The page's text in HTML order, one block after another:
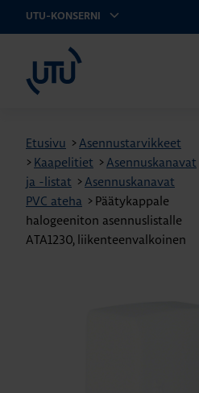
UTU-KONSERNI
Etusivu >Asennustarvikkeet
> Kaapelitiet >Asennuskanavat
ja -listat >Asennuskanavat
PVC ateha > Päätykappale
halogeeniton asennuslistalle
ATA1230, liikenteenvalkoinen